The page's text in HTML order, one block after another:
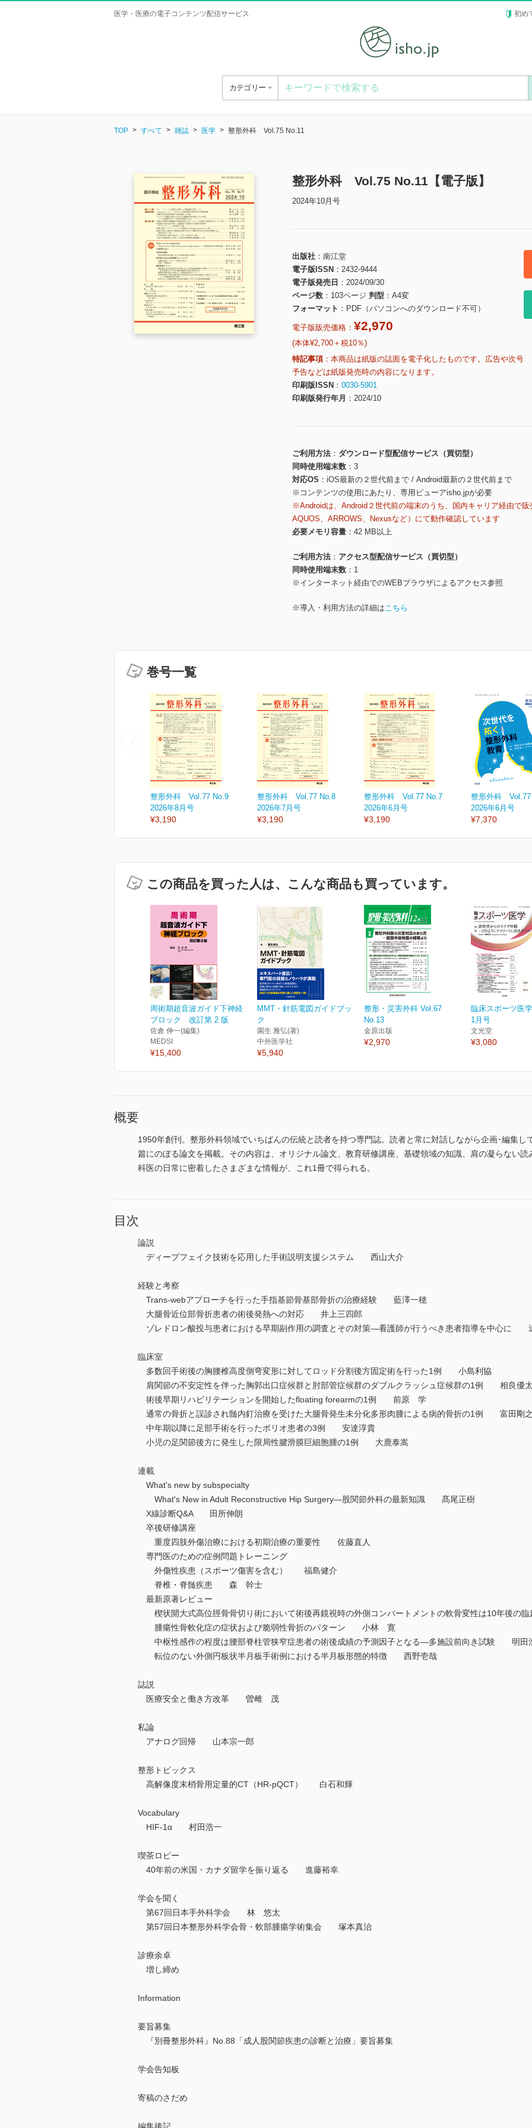
医学・医療の電子コンテンツ配信サービス 初め
カテゴリー
TOP すべて 雑誌 医学 整形外科 Vol.75 No.11
整形外科 Vol.75 No.11【電子版】
2024年10月号
出版社
南江堂
電子版ISSN
2432-9444
電子版発売日
2024/09/30
ページ数
103ページ 判型
A4変
フォーマット
PDF（パソコンへのダウンロード不可）
電子版販売価格： ¥2,970
(本体¥2,700＋税10％)
特記事項
本商品は紙版の誌面を電子化したものです。広告や次号
予告などは紙版発売時の内容になります。
印刷版ISSN
0030-5901
印刷版発行年月
2024/10
ご利用方法
ダウンロード型配信サービス（買切型）
同時使用端末数
3
対応OS
iOS最新の２世代前まで / Android最新の２世代前まで
※コンテンツの使用にあたり、専用ビューアisho.jpが必要
※Androidは、Android２世代前の端末のうち、国内キャリア経由で
AQUOS、ARROWS、Nexusなど）にて動作確認しています
必要メモリ容量
42 MB以上
ご利用方法
アクセス型配信サービス（買切型）
同時使用端末数
1
※インターネット経由でのWEBブラウザによるアクセス参照
※導入・利用方法の詳細はこちら
巻号一覧
整形外科 Vol.77 No.9
2026年8月号
¥3,190
整形外科 Vol.77 No.8
2026年7月号
¥3,190
整形外科 Vol.77 No.7
2026年6月号
¥3,190
整形外科 Vol.77
2026年6月号
¥7,370
この商品を買った人は、こんな商品も買っています。
周術期超音波ガイド下神経
ブロック 改訂第 2 版
佐倉 伸一(編集)
MEDSI
¥15,400
MMT・針筋電図ガイドブッ
ク
園生 雅弘(著)
中外医学社
¥5,940
整形・災害外科 Vol.67
No.13
金原出版
¥2,970
臨床スポーツ医
1月号
文光堂
¥3,080
概要
1950年創刊。整形外科領域でいちばんの伝統と読者を持つ専門誌。読者と常に対話しながら企画･編集
篇にのぼる論文を掲載。その内容は、オリジナル論文、教育研修講座、基礎領域の知識、肩の凝らない
科医の日常に密着したさまざまな情報が、これ1冊で得られる。
目次
論説
ディープフェイク技術を応用した手術説明支援システム 西山大介
経験と考察
Trans-webアプローチを行った手指基節骨基部骨折の治療経験 藍澤一穂
大腿骨近位部骨折患者の術後発熱への対応 井上三四郎
ゾレドロン酸投与患者における早期副作用の調査とその対策—看護師が行うべき患者指導を中心に
臨床室
多数回手術後の胸腰椎高度側弯変形に対してロッド分割後方固定術を行った1例 小島利協
肩関節の不安定性を伴った胸郭出口症候群と肘部管症候群のダブルクラッシュ症候群の1例 相良優
術後早期リハビリテーションを開始したfloating forearmの1例 前原 学
通常の骨折と誤診され髄内釘治療を受けた大腿骨発生未分化多形肉腫による病的骨折の1例 富田剛
中年期以降に足部手術を行ったポリオ患者の3例 安達淳貴
小児の足関節後方に発生した限局性腱滑膜巨細胞腫の1例 大鹿泰嵩
連載
What's new by subspecialty
What's New in Adult Reconstructive Hip Surgery—股関節外科の最新知識 髙尾正樹
X線診断Q&A 田所伸朗
卒後研修講座
重度四肢外傷治療における初期治療の重要性 佐藤直人
専門医のための症例問題トレーニング
外傷性疾患（スポーツ傷害を含む） 福島健介
脊椎・脊髄疾患 森 幹士
最新原著レビュー
楔状開大式高位脛骨骨切り術において術後再鏡視時の外側コンパートメントの軟骨変性は10年後
腫瘍性骨軟化症の症状および脆弱性骨折のパターン 小林 寛
中枢性感作の程度は腰部脊柱管狭窄症患者の術後成績の予測因子となる—多施設前向き試験 明田
転位のない外側円板状半月板手術例における半月板形態的特徴 西野壱哉
誌説
医療安全と働き方改革 曽雌 茂
私論
アナログ回帰 山本宗一郎
整形トピックス
高解像度末梢骨用定量的CT（HR-pQCT） 白石和輝
Vocabulary
HIF-1α 村田浩一
喫茶ロビー
40年前の米国・カナダ留学を振り返る 進藤裕幸
学会を聞く
第67回日本手外科学会 林 悠太
第57回日本整形外科学会骨・軟部腫瘍学術集会 塚本真治
診療余卓
増し締め
Information
要旨募集
『別冊整形外科』No.88「成人股関節疾患の診断と治療」要旨募集
学会告知板
寄稿のさだめ